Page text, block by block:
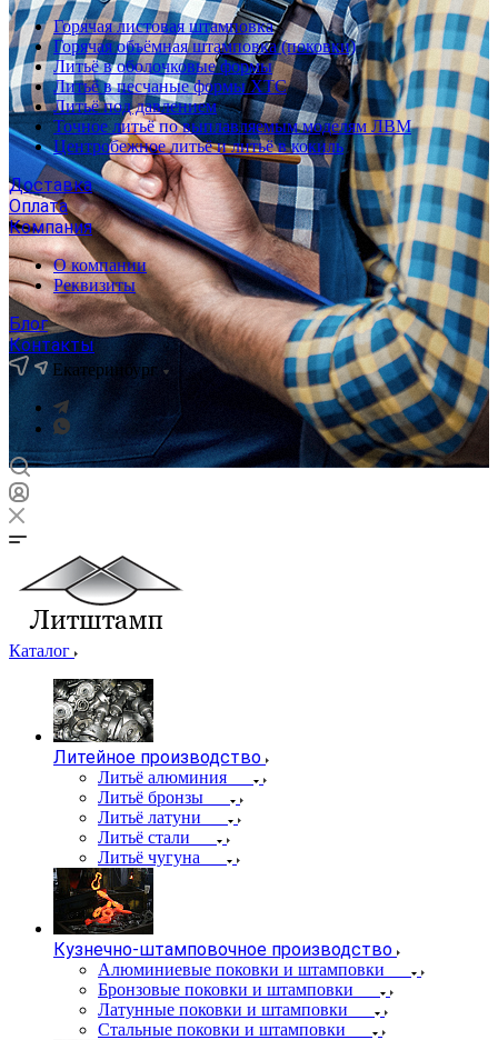
Горячая листовая штамповка
Горячая объёмная штамповка (поковки)
Литьё в оболочковые формы
Литьё в песчаные формы ХТС
Литьё под давлением
Точное литьё по выплавляемым моделям ЛВМ
Центробежное литьё и литьё в кокиль
Доставка
Оплата
Компания
О компании
Реквизиты
Блог
Контакты
Екатеринбург
Каталог
Литейное производство
Литьё алюминия
Литьё бронзы
Литьё латуни
Литьё стали
Литьё чугуна
Кузнечно-штамповочное производство
Алюминиевые поковки и штамповки
Бронзовые поковки и штамповки
Латунные поковки и штамповки
Стальные поковки и штамповки